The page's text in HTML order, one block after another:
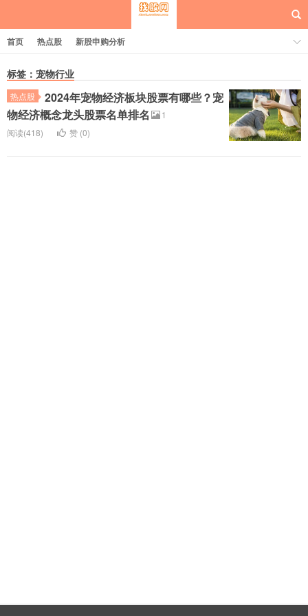
每日概念股
首页 热点股 新股申购分析
标签：宠物行业
热点股
2024年宠物经济板块股票有哪些？宠
物经济概念龙头股票名单排名
1
阅读(418)
赞 (0)